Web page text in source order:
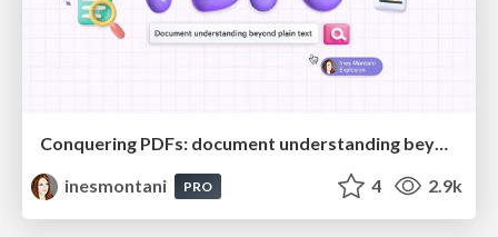
inesmontani
PRO 4 2.9k